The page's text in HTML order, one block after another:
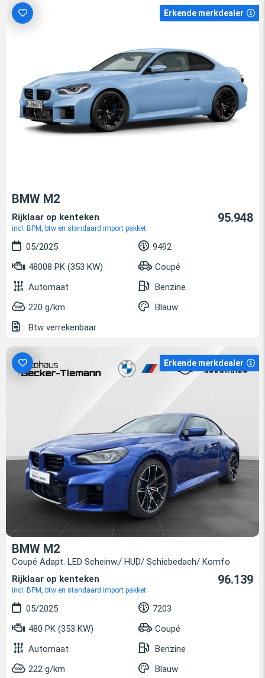
Erkende merkdealer
BMW M2
Rijklaar op kenteken
incl. BPM, btw en standaard import pakket
95.948
05/2025
9492
48008 PK (353 KW)
Coupé
Automaat
Benzine
220 g/km
Blauw
Btw verrekenbaar
Erkende merkdealer
BMW M2
Coupé Adapt. LED Scheinw./ HUD/ Schiebedach/ Komfo
Rijklaar op kenteken
incl. BPM, btw en standaard import pakket
96.139
05/2025
7203
480 PK (353 KW)
Coupé
Automaat
Benzine
222 g/km
Blauw